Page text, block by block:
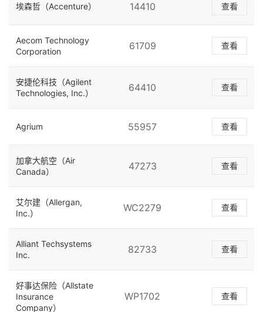
埃森哲（Accenture） 14410 查看
Aecom Technology
Corporation
61709 查看
安捷伦科技（Agilent
Technologies, Inc.）
64410 查看
Agrium 55957 查看
加拿大航空（Air
Canada）
47273 查看
艾尔建（Allergan,
Inc.）
WC2279 查看
Alliant Techsystems
Inc.
82733 查看
好事达保险（Allstate
Insurance
Company）
WP1702 查看